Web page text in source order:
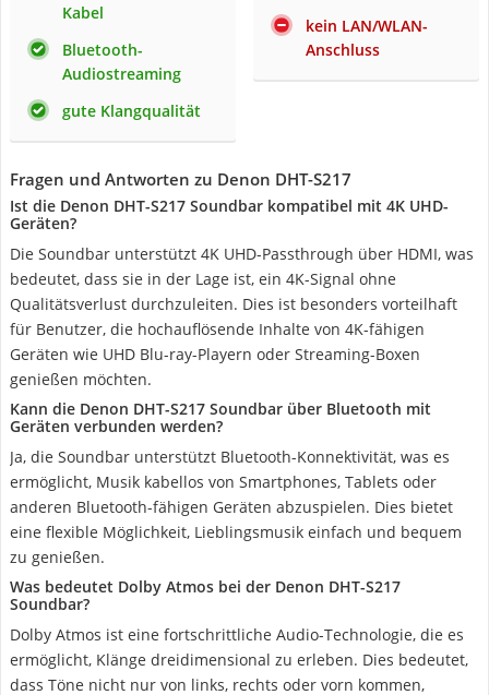
Kabel
Bluetooth-
Audiostreaming
gute Klangqualität
kein LAN/WLAN-
Anschluss
Fragen und Antworten zu Denon DHT-S217
Ist die Denon DHT-S217 Soundbar kompatibel mit 4K UHD-
Geräten?
Die Soundbar unterstützt 4K UHD-Passthrough über HDMI, was
bedeutet, dass sie in der Lage ist, ein 4K-Signal ohne
Qualitätsverlust durchzuleiten. Dies ist besonders vorteilhaft
für Benutzer, die hochauflösende Inhalte von 4K-fähigen
Geräten wie UHD Blu-ray-Playern oder Streaming-Boxen
genießen möchten.
Kann die Denon DHT-S217 Soundbar über Bluetooth mit
Geräten verbunden werden?
Ja, die Soundbar unterstützt Bluetooth-Konnektivität, was es
ermöglicht, Musik kabellos von Smartphones, Tablets oder
anderen Bluetooth-fähigen Geräten abzuspielen. Dies bietet
eine flexible Möglichkeit, Lieblingsmusik einfach und bequem
zu genießen.
Was bedeutet Dolby Atmos bei der Denon DHT-S217
Soundbar?
Dolby Atmos ist eine fortschrittliche Audio-Technologie, die es
ermöglicht, Klänge dreidimensional zu erleben. Dies bedeutet,
dass Töne nicht nur von links, rechts oder vorn kommen,